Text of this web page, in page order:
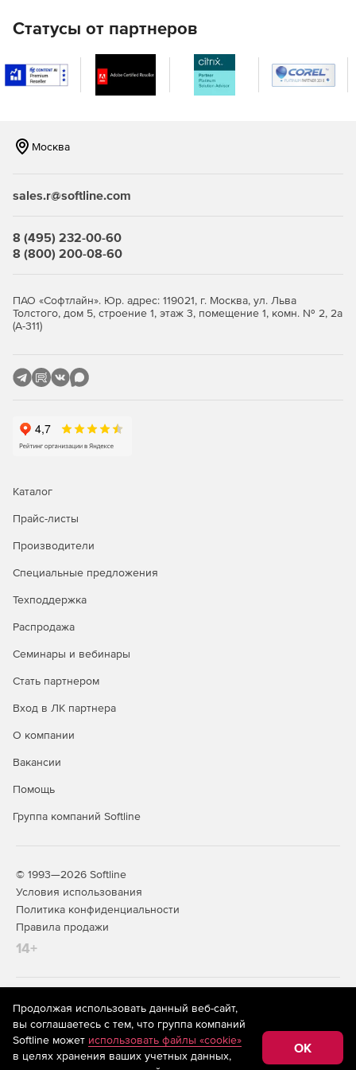
Статусы от партнеров
Москва
sales.r@softline.com
8 (495) 232-00-60
8 (800) 200-08-60
ПАО «Софтлайн». Юр. адрес: 119021, г. Москва, ул. Льва
Толстого, дом 5, строение 1, этаж 3, помещение 1, комн. № 2, 2а
(А-311)
Каталог
Прайс-листы
Производители
Специальные предложения
Техподдержка
Распродажа
Семинары и вебинары
Стать партнером
Вход в ЛК партнера
О компании
Вакансии
Помощь
Группа компаний Softline
© 1993—2026 Softline
Условия использования
Политика конфиденциальности
Правила продажи
14+
На информационном ресурсе store.softline.ru применяются
рекомендательные технологии
(информационные технологии
предоставления информации на основе сбора,
систематизации и анализа сведений, относящихся к
предпочтениям пользователей сети «Интернет»,
Продолжая использовать данный веб-сайт,
вы соглашаетесь с тем, что группа компаний
Softline может использовать файлы «cookie»
в целях хранения ваших учетных данных,
OK